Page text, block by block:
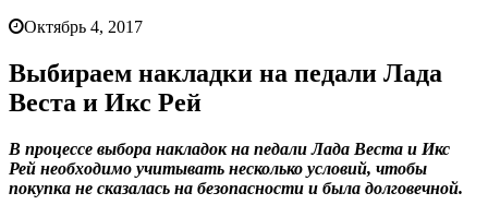
Октябрь 4, 2017
Выбираем накладки на педали Лада
Веста и Икс Рей
В процессе выбора накладок на педали Лада Веста и Икс
Рей необходимо учитывать несколько условий, чтобы
покупка не сказалась на безопасности и была долговечной.